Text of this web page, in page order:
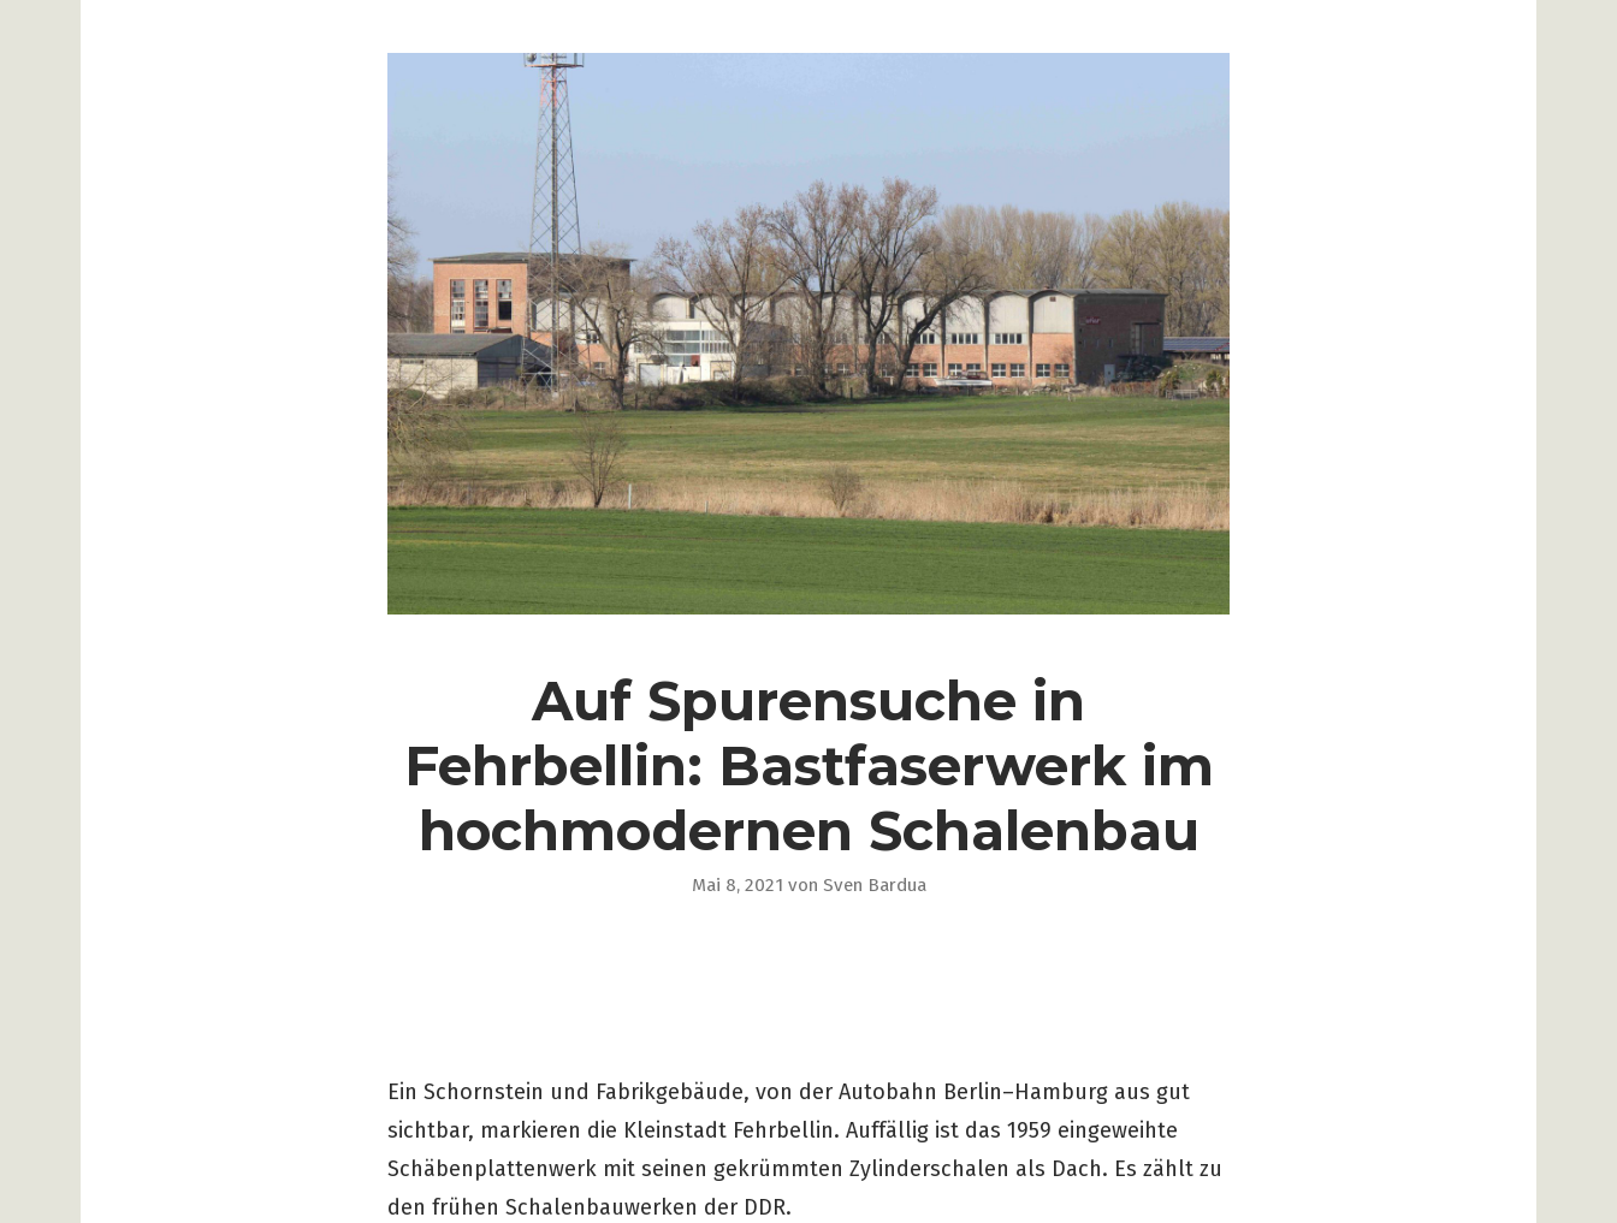
Auf Spurensuche in
Fehrbellin: Bastfaserwerk im
hochmodernen Schalenbau
Mai 8, 2021 von Sven Bardua
Ein Schornstein und Fabrikgebäude, von der Autobahn Berlin–Hamburg aus gut
sichtbar, markieren die Kleinstadt Fehrbellin. Auffällig ist das 1959 eingeweihte
Schäbenplattenwerk mit seinen gekrümmten Zylinderschalen als Dach. Es zählt zu
den frühen Schalenbauwerken der DDR.